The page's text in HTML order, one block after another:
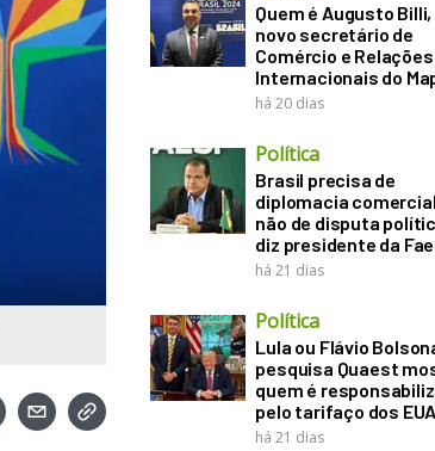
Quem é Augusto Billi,
novo secretário de
Comércio e Relações
Internacionais do
há 20 dias
Política
Brasil precisa de
diplomacia
não de disputa
diz presidente da
há 21 dias
Política
Lula ou Flávio
pesquisa Quaest
quem é
pelo tarifaço dos EUA
há 21 dias